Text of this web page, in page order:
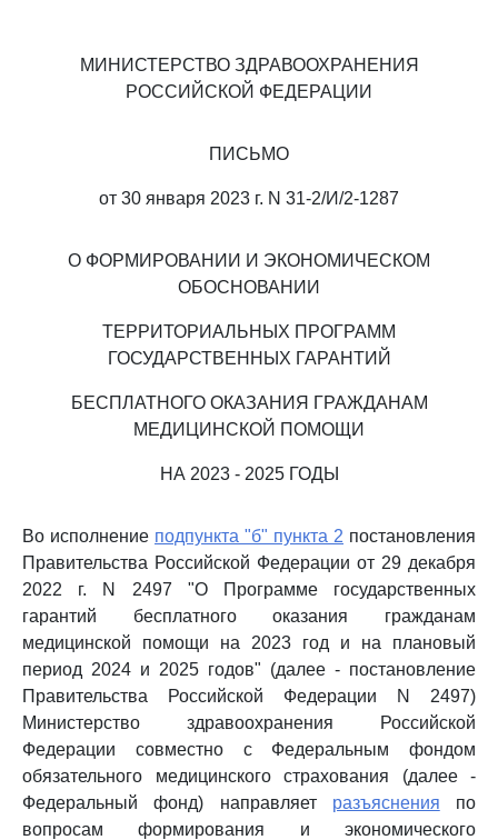
МИНИСТЕРСТВО ЗДРАВООХРАНЕНИЯ
РОССИЙСКОЙ ФЕДЕРАЦИИ
ПИСЬМО
от 30 января 2023 г. N 31-2/И/2-1287
О ФОРМИРОВАНИИ И ЭКОНОМИЧЕСКОМ
ОБОСНОВАНИИ
ТЕРРИТОРИАЛЬНЫХ ПРОГРАММ
ГОСУДАРСТВЕННЫХ ГАРАНТИЙ
БЕСПЛАТНОГО ОКАЗАНИЯ ГРАЖДАНАМ
МЕДИЦИНСКОЙ ПОМОЩИ
НА 2023 - 2025 ГОДЫ
Во исполнение подпункта "б" пункта 2 постановления
Правительства Российской Федерации от 29 декабря
2022 г. N 2497 "О Программе государственных
гарантий бесплатного оказания гражданам
медицинской помощи на 2023 год и на плановый
период 2024 и 2025 годов" (далее - постановление
Правительства Российской Федерации N 2497)
Министерство здравоохранения Российской
Федерации совместно с Федеральным фондом
обязательного медицинского страхования (далее -
Федеральный фонд) направляет разъяснения по
вопросам формирования и экономического